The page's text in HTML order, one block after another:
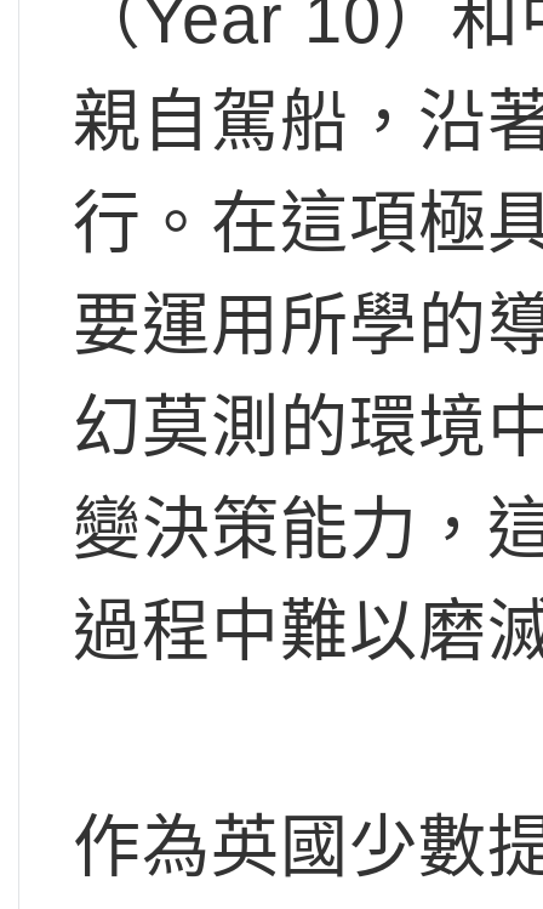
（Year 10）
親自駕船，沿
行。在這項極
要運用所學的
幻莫測的環境
變決策能力，
過程中難以磨
作為英國少數